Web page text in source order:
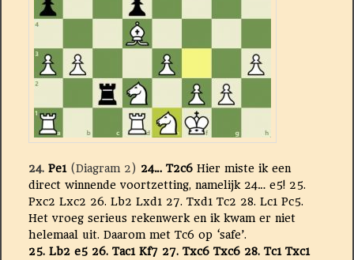
24. Pe1 (Diagram 2) 24… T2c6 Hier miste ik een
direct winnende voortzetting, namelijk 24… e5! 25.
Pxc2 Lxc2 26. Lb2 Lxd1 27. Txd1 Tc2 28. Lc1 Pc5.
Het vroeg serieus rekenwerk en ik kwam er niet
helemaal uit. Daarom met Tc6 op ‘safe’.
25. Lb2 e5 26. Tac1 Kf7 27. Txc6 Txc6 28. Tc1 Txc1